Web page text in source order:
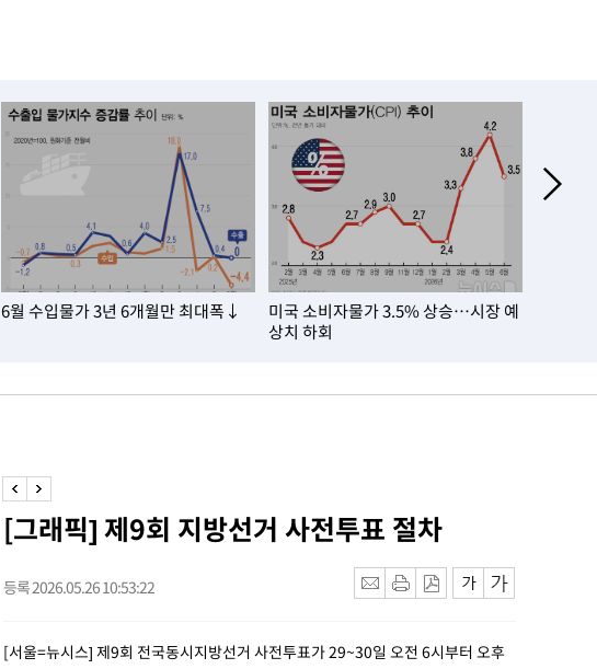
6월 수입물가 3년 6개월만 최대폭↓
미국 소비자물가 3.5% 상승…시장 예
상치 하회
[그래픽] 제9회 지방선거 사전투표 절차
등록 2026.05.26 10:53:22
[서울=뉴시스] 제9회 전국동시지방선거 사전투표가 29~30일 오전 6시부터 오후